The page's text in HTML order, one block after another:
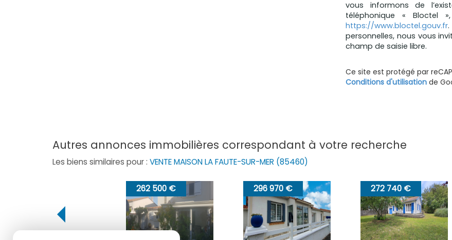
vous informons de
téléphonique « Bloctel
https://www.bloctel.gouv.fr
personnelles, nous vous
champ de saisie libre.
Ce site est protégé par
Conditions d'utilisation de
autres annonces immobilières correspondant à votre recherche
Les biens similaires pour : VENTE MAISON LA FAUTE-SUR-MER (85460)
296 970 € 272 740 € 292 040 €